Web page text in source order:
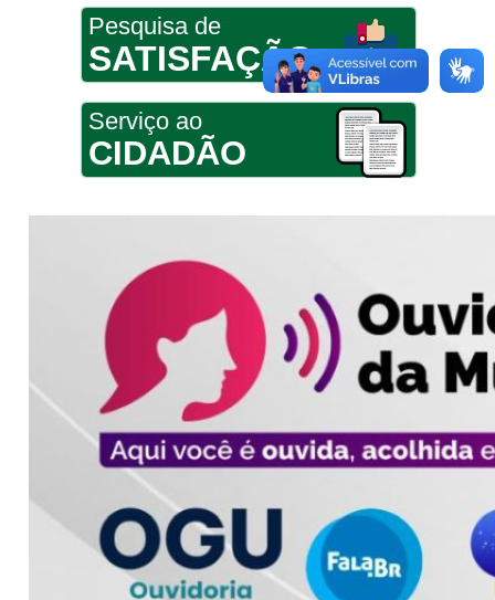
Pesquisa de
SATISFAÇÃO
Serviço ao
CIDADÃO